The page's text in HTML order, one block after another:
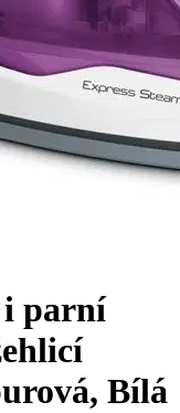
i parní
Bílá